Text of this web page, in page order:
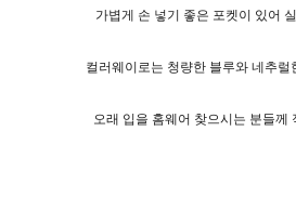
가볍게 손 넣기 좋은 포켓이 있어
컬러웨이로는 청량한 블루와 네추럴
오래 입을 홈웨어 찾으시는 분들께